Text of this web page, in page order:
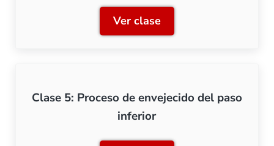
Ver claseClase 4: Proceso de
Clase 5: Proceso de envejecido del paso
inferior